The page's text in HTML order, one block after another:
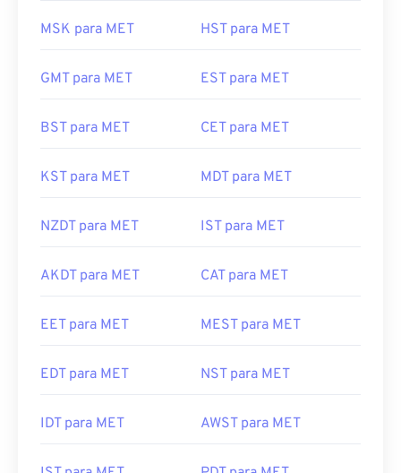
MSK para MET HST para MET
GMT para MET EST para MET
BST para MET CET para MET
KST para MET MDT para MET
NZDT para MET IST para MET
AKDT para MET CAT para MET
EET para MET MEST para MET
EDT para MET NST para MET
IDT para MET AWST para MET